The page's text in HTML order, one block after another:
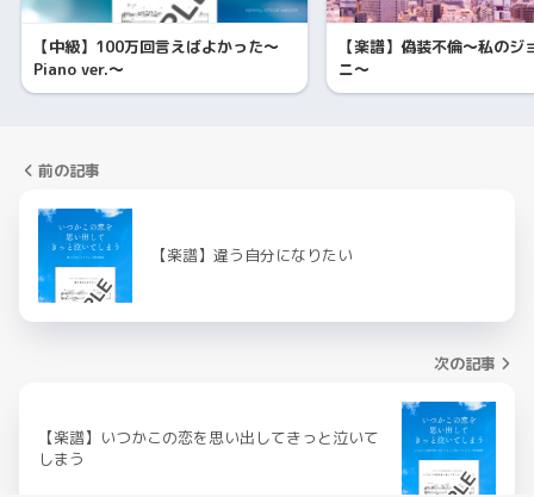
【中級】100万回言えばよかった〜
Piano ver.〜
【楽譜】偽装不倫〜私のジ
ニ〜
前の記事
【楽譜】違う自分になりたい
次の記事
【楽譜】いつかこの恋を思い出してきっと泣いて
しまう